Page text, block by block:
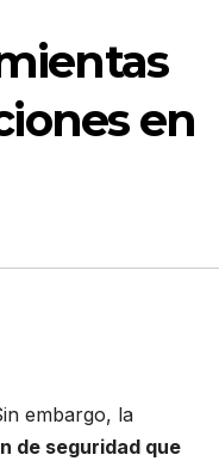
en
embargo, la
de seguridad que